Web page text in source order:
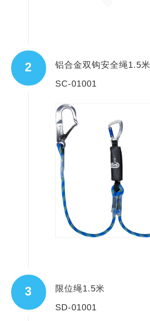
2 铝合金双钩安全绳1.5米
SC-01001
3 限位绳1.5米
SD-01001